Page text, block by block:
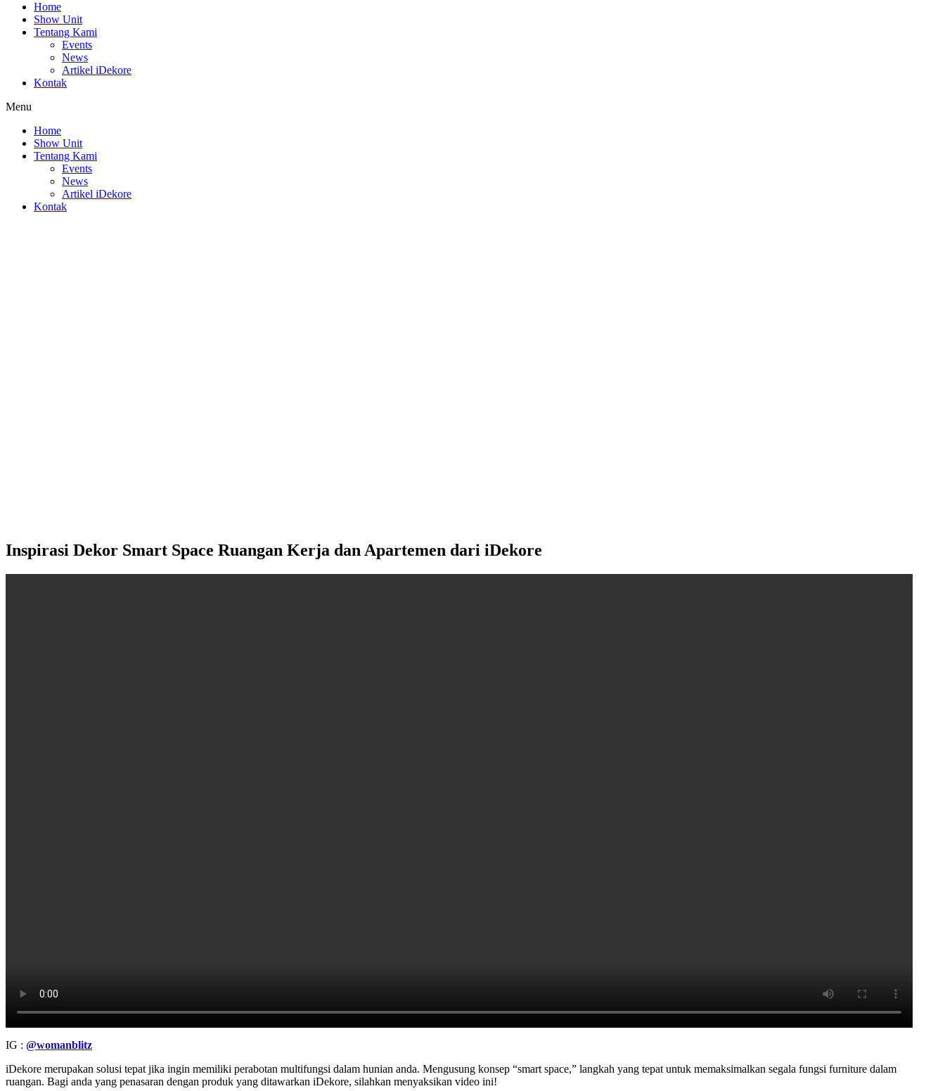
Home
Show Unit
Tentang Kami
Events
News
Artikel iDekore
Kontak
Menu
Home
Show Unit
Tentang Kami
Events
News
Artikel iDekore
Kontak
Inspirasi Dekor Smart Space Ruangan Kerja dan Apartemen dari iDekore
IG : @womanblitz
iDekore merupakan solusi tepat jika ingin memiliki perabotan multifungsi dalam hunian anda. Mengusung konsep “smart space,” langkah yang tepat untuk memaksimalkan segala fungsi furniture dalam
ruangan. Bagi anda yang penasaran dengan produk yang ditawarkan iDekore, silahkan menyaksikan video ini!